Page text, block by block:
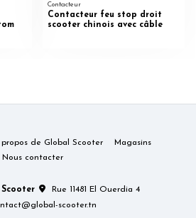
Contacteur
Contacteur feu stop droit
scooter chinois avec câble
propos de Global Scooter
Magasins
Nous contacter
Rue 11481 El Ouerdia 4
scooter.tn